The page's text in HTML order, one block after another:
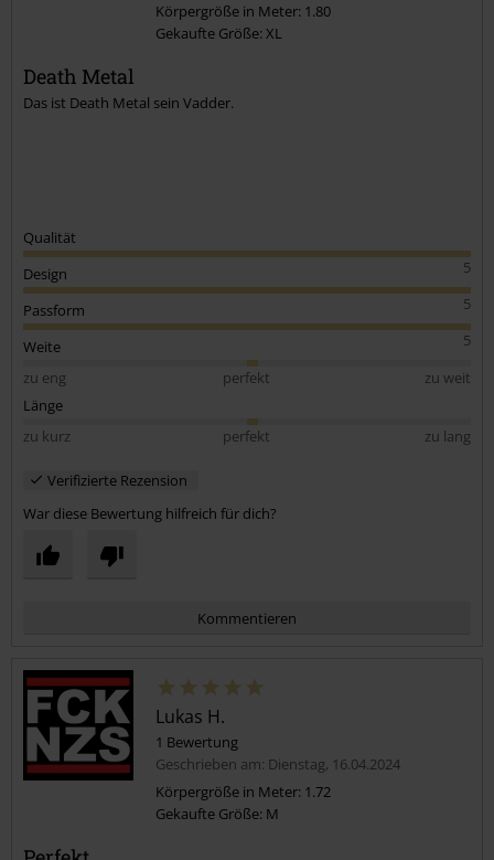
Kommentar jetzt abschicken!
Körpergröße in Meter: 1.80
Gekaufte Größe: XL
Death Metal
Das ist Death Metal sein Vadder.
Qualität
5
Design
5
Passform
5
Weite
zu eng
perfekt
zu weit
Länge
zu kurz
perfekt zu lang
Verifizierte Rezension
War diese Bewertung hilfreich für dich?
Kommentieren
Kommentar jetzt abschicken!
Lukas H.
1 Bewertung
Geschrieben am: Dienstag, 16.04.2024
Körpergröße in Meter: 1.72
Gekaufte Größe: M